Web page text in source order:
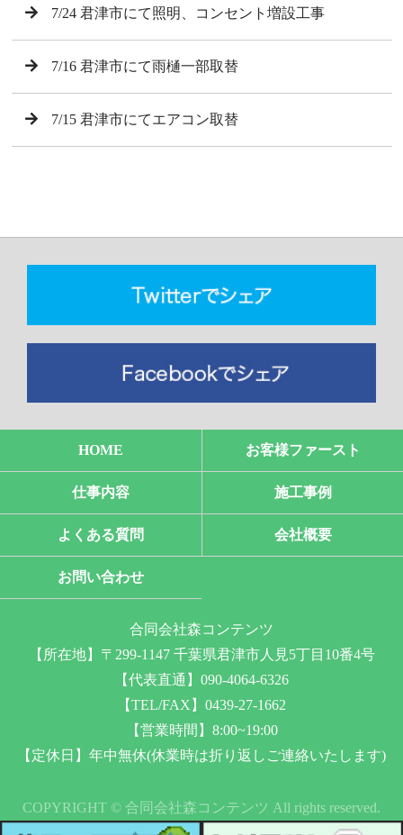
7/24 君津市にて照明、コンセント増設工事
7/16 君津市にて雨樋一部取替
7/15 君津市にてエアコン取替
HOME お客様ファースト
仕事内容 施工事例
よくある質問 会社概要
お問い合わせ
合同会社森コンテンツ
【所在地】〒299-1147 千葉県君津市人見5丁目10番4号
【代表直通】090-4064-6326
【TEL/FAX】0439-27-1662
【営業時間】8:00~19:00
【定休日】年中無休(休業時は折り返しご連絡いたします)
COPYRIGHT © 合同会社森コンテンツ All rights reserved.